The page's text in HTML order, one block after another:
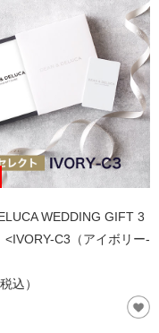
WEDDING GIFT 3
<IVORY-C3（アイボリー-
込）